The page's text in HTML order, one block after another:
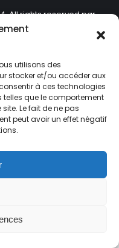
utilisons des
stocker et/ou accéder aux
à ces technologies
que le comportement
Le fait de ne pas
peut avoir un effet négatif
All rights reserved par
17